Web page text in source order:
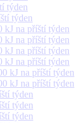
týden
týden
na příští týden
na příští týden
na příští týden
na příští týden
kJ na příští týden
kJ na příští týden
týden
týden
týden